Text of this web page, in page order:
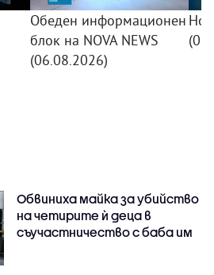
Обеден информационен
блок на NOVA NEWS
(06.08.2026)
Обвиниха майка за убийство
на четирите ѝ деца в
съучастничество с баба им